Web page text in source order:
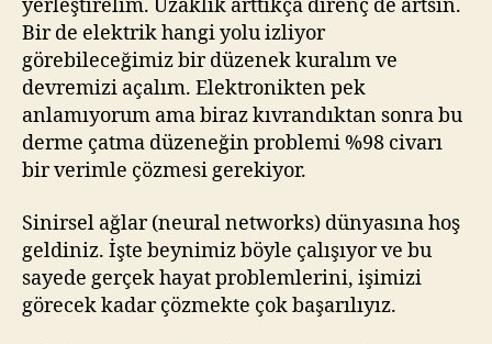
yerleştirelim. Uzaklık arttıkça direnç de artsın.
Bir de elektrik hangi yolu izliyor
görebileceğimiz bir düzenek kuralım ve
devremizi açalım. Elektronikten pek
anlamıyorum ama biraz kıvrandıktan sonra bu
derme çatma düzeneğin problemi %98 civarı
bir verimle çözmesi gerekiyor.
Sinirsel ağlar (neural networks) dünyasına hoş
geldiniz. İşte beynimiz böyle çalışıyor ve bu
sayede gerçek hayat problemlerini, işimizi
görecek kadar çözmekte çok başarılıyız.